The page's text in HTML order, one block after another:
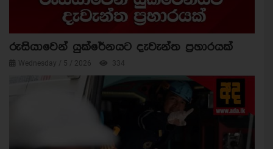
රුසියාවෙන් යුක්රේනයට දැවැන්ත ප්‍රහාරයක්
Wednesday / 5 / 2026 334